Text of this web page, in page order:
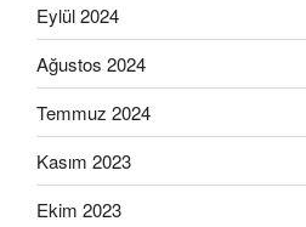
Eylül 2024
Ağustos 2024
Temmuz 2024
Kasım 2023
Ekim 2023